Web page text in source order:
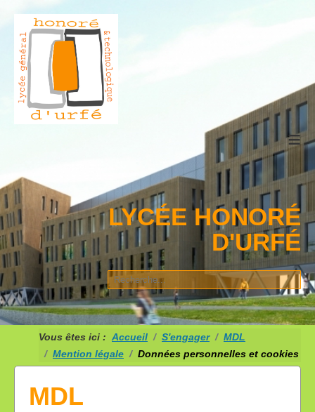
≡
LYCÉE HONORÉ
D'URFÉ
Vous êtes ici : Accueil S'engager
MDL
Mention légale
Données personnelles et cookies
MDL